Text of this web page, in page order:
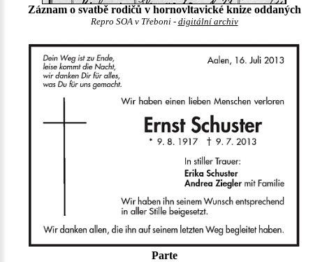
Záznam o svatbě rodičů v hornovltavické knize oddaných
Repro SOA v Třeboni - digitální archiv
Parte